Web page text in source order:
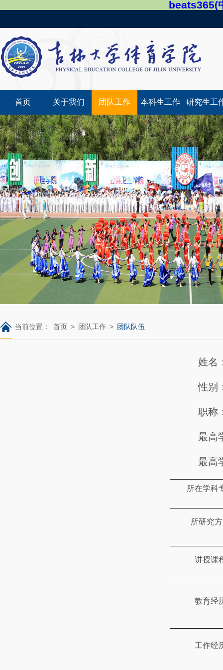
beats365(
首页 关于我们 团队工作 本科生工作 研究生工
当前位置： 首页 > 团队工作 > 团队队伍
姓名
性别
职称
最高
最高
所在学科
所研究
讲授课
教育经
工作经